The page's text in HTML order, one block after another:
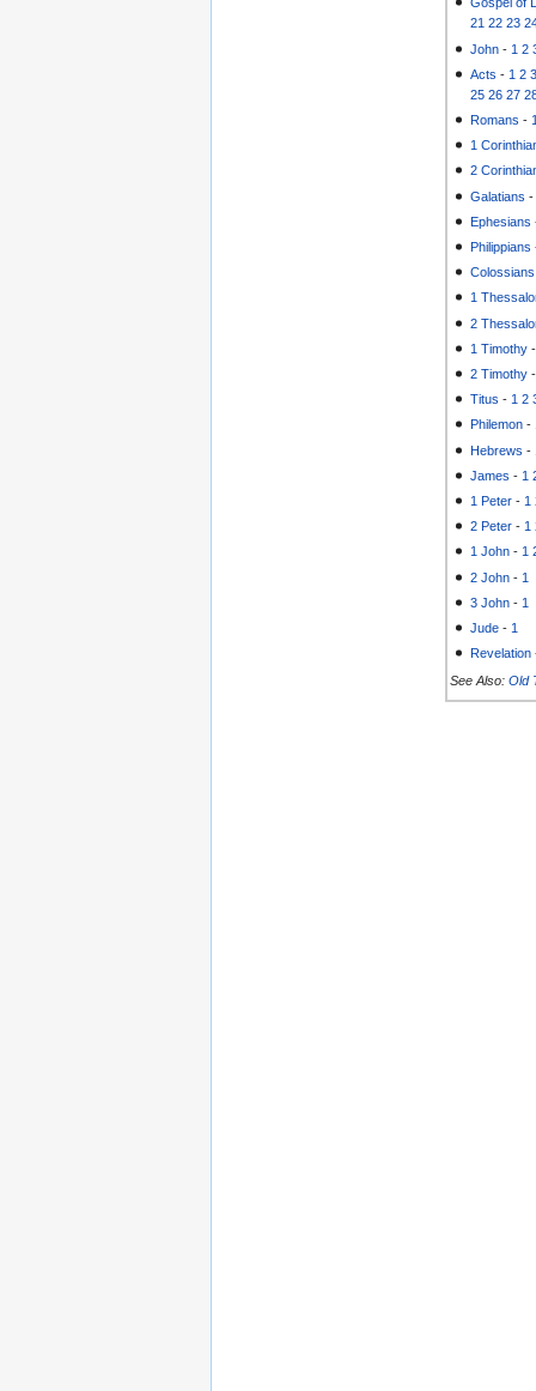
21 22 23
John - 1 2
Acts - 1 2
25 26 27
Romans -
1
2
Galatians
Ephesians
Philippians
Colossians
1
2
1 Timothy
2 Timothy
Titus - 1 2
Philemon -
Hebrews -
James - 1
1 Peter - 1
2 Peter - 1
1 John - 1
2 John - 1
3 John - 1
Jude - 1
Revelation
See Also: Old